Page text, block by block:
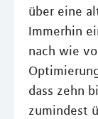
über eine
Immerhin
nach wie
dass zehn
zumindest